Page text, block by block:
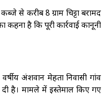
से करीब 8 ग्राम चिट्टा बरामद
है कि पूरी कार्रवाई कानूनी
अंशवान मेहता निवासी गांव
है। मामले में इस्तेमाल किए गए